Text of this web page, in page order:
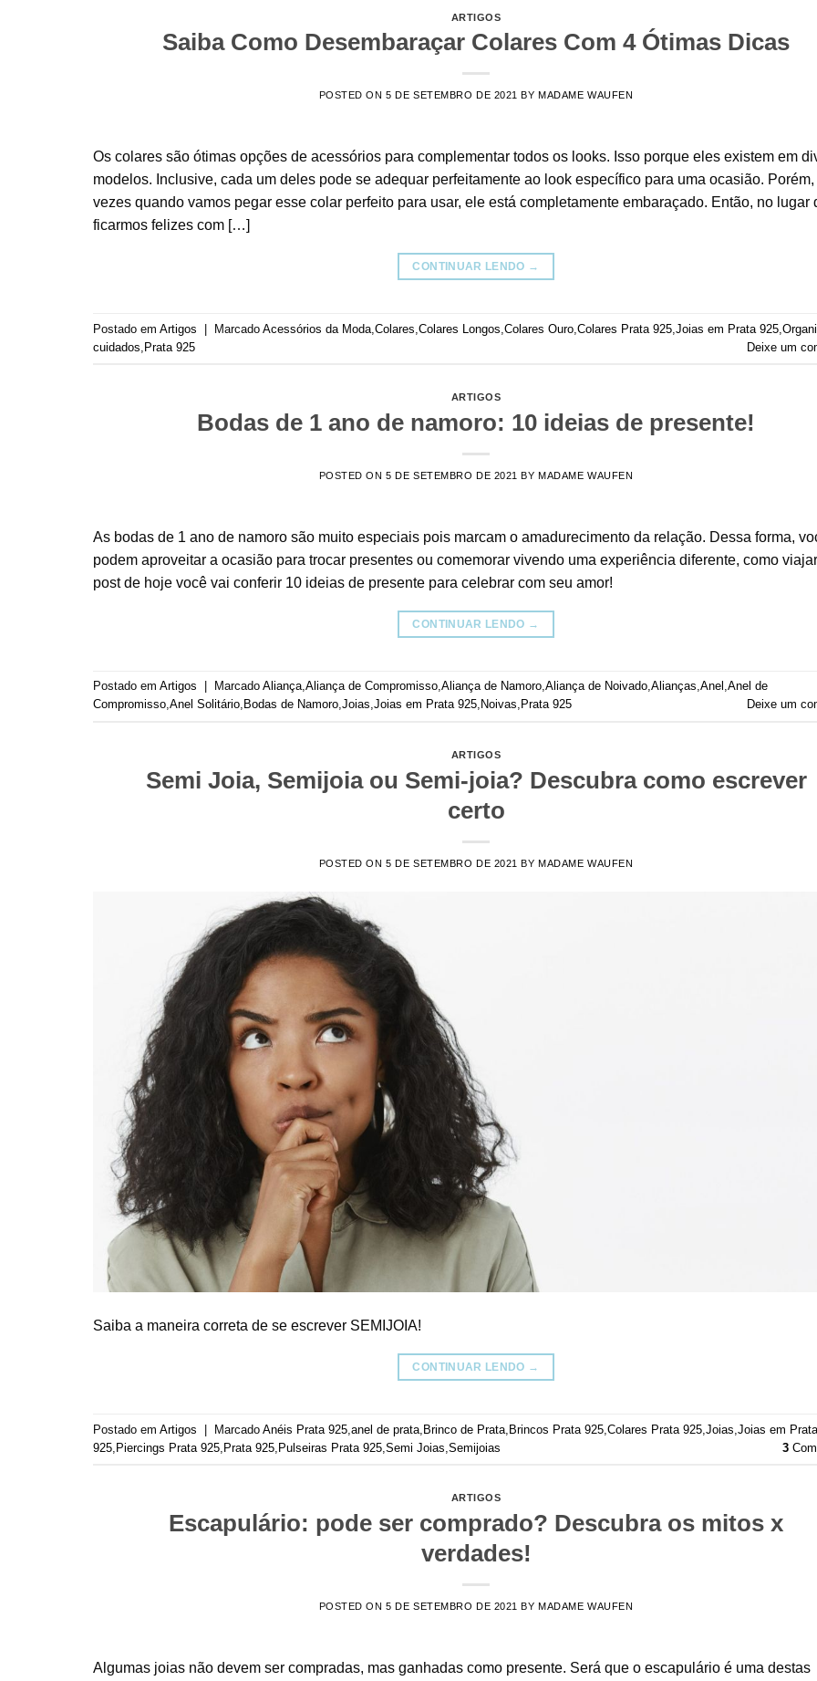
ARTIGOS
Saiba Como Desembaraçar Colares Com 4 Ótimas Dicas
POSTED ON5 DE SETEMBRO DE 2021 BY MADAME WAUFEN
Os colares são ótimas opções de acessórios para complementar todos os looks. Isso porque eles existem em
modelos. Inclusive, cada um deles pode se adequar perfeitamente ao look específico para uma ocasião. Porém,
vezes quando vamos pegar esse colar perfeito para usar, ele está completamente embaraçado. Então, no lugar
ficarmos felizes com […]
CONTINUAR LENDO →
Postado em Artigos Marcado Acessórios da Moda Colares Colares Longos Colares Ouro Colares Prata 925 Joias em Prata 925
cuidados Prata 925 Deixe um
ARTIGOS
Bodas de 1 ano de namoro: 10 ideias de presente!
POSTED ON5 DE SETEMBRO DE 2021 BYMADAME WAUFEN
As bodas de 1 ano de namoro são muito especiais pois marcam o amadurecimento da relação. Dessa forma,
podem aproveitar a ocasião para trocar presentes ou comemorar vivendo uma experiência diferente, como
post de hoje você vai conferir 10 ideias de presente para celebrar com seu amor!
CONTINUAR LENDO →
Postado em Artigos Marcado Aliança,Aliança de Compromisso,Aliança de Namoro,Aliança de Noivado,Alianças,Anel ,Anel de
Compromisso,Anel Solitário, Bodas de Namoro,Joias,Joias em Prata 925, Noivas, Prata 925 Deixe um
ARTIGOS
Semi Joia, Semijoia ou Semi-joia? Descubra como escrever
certo
POSTED ON5 DE SETEMBRO DE 2021 BYMADAME WAUFEN
Saiba a maneira correta de se escrever SEMIJOIA!
CONTINUAR LENDO →
Postado em Artigos | Marcado Anéis Prata 925 anel de prata Brinco de Prata Brincos Prata 925 Colares Prata 925 Joias Joias em Prata
925 Piercings Prata 925 Prata 925 Pulseiras Prata 925 Semi Joias Semijoias 3
ARTIGOS
Escapulário: pode ser comprado? Descubra os mitos x
verdades!
POSTED ON5 DE SETEMBRO DE 2021 BYMADAME WAUFEN
Algumas joias não devem ser compradas, mas ganhadas como presente. Será que o escapulário é uma destas